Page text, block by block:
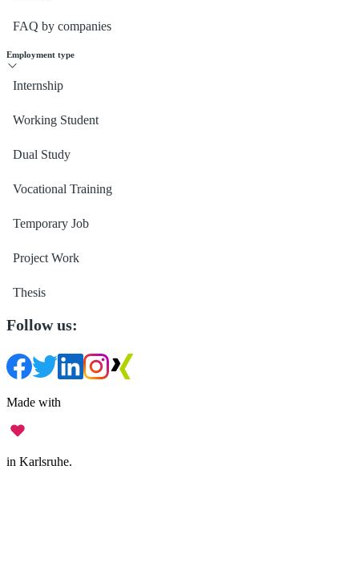
FAQ by companies
Employment type
Internship
Working Student
Dual Study
Vocational Training
Temporary Job
Project Work
Thesis
Follow us:
Made with
in Karlsruhe.